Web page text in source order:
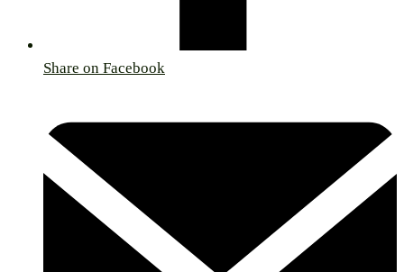
Share on Facebook